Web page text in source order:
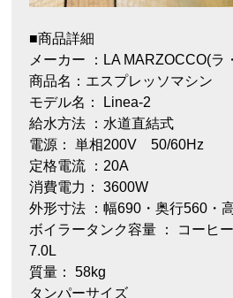
■商品詳細
メーカー ：LA MARZOCCO(ラ
商品名：エスプレッソマシン
モデル名： Linea-2
給水方法 ：水道直結式
電源： 単相200V 50/60Hz
定格電流 ：20A
消費電力： 3600W
外形寸法 ：幅690・奥行560・
ボイラータンク容量 ： コーヒ
7.0L
質量： 58kg
タンパーサイズ